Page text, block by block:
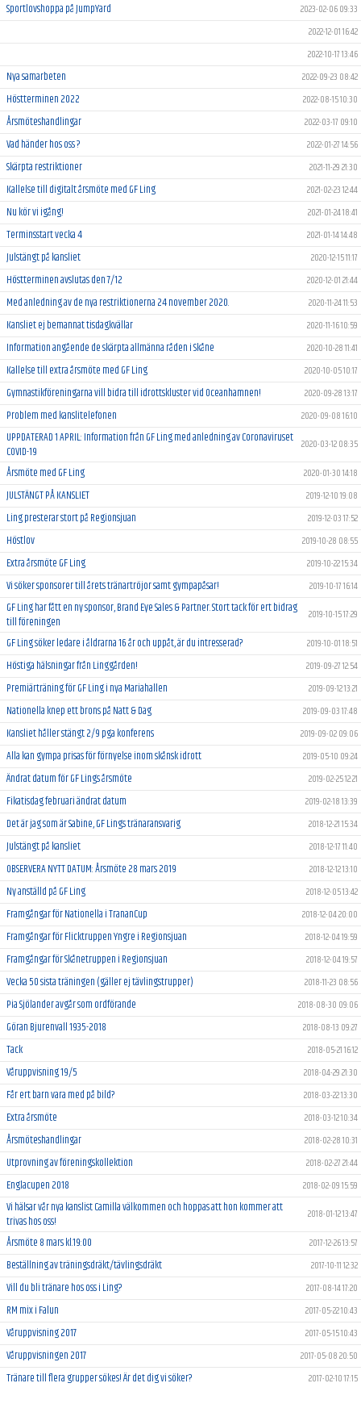
Sportlovshoppa på JumpYard
2023-02-06 09:33
2022-12-01 16:42
2022-10-17 13:46
Nya samarbeten 2022-09-23 08:42
Höstterminen 2022 2022-08-15 10:30
Årsmöteshandlingar 2022-03-17 09:10
Vad händer hos oss ? 2022-01-27 14:56
Skärpta restriktioner 2021-11-29 21:30
Kallelse till digitalt årsmöte med GF Ling 2021-02-23 12:44
Nu kör vi igång! 2021-01-24 18:41
Terminsstart vecka 4 2021-01-14 14:48
Julstängt på kansliet 2020-12-15 11:17
Höstterminen avslutas den 7/12 2020-12-01 21:44
Med anledning av de nya restriktionerna 24 november 2020. 2020-11-24 11:53
Kansliet ej bemannat tisdagkvällar 2020-11-16 10:59
Information angående de skärpta allmänna råden i Skåne 2020-10-28 11:41
Kallelse till extra årsmöte med GF Ling 2020-10-05 10:17
Gymnastikföreningarna vill bidra till idrottskluster vid Oceanhamnen! 2020-09-28 13:17
Problem med kanslitelefonen 2020-09-08 16:10
UPPDATERAD 1 APRIL: Information från GF Ling med anledning av Coronaviruset
COVID-19
2020-03-12 08:35
Årsmöte med GF Ling 2020-01-30 14:18
JULSTÄNGT PÅ KANSLIET 2019-12-10 19:08
Ling presterar stort på Regionsjuan 2019-12-03 17:52
Höstlov 2019-10-28 08:55
Extra årsmöte GF Ling 2019-10-22 15:34
Vi söker sponsorer till årets tränartröjor samt gympapåsar! 2019-10-17 16:14
GF Ling har fått en ny sponsor, Brand Eye Sales & Partner. Stort tack för ert bidrag
till föreningen
2019-10-15 17:29
GF Ling söker ledare i åldrarna 16 år och uppåt, är du intresserad? 2019-10-01 18:51
Höstiga hälsningar från Linggården! 2019-09-27 12:54
Premiärträning för GF Ling i nya Mariahallen 2019-09-12 13:21
Nationella knep ett brons på Natt & Dag 2019-09-03 17:48
Kansliet håller stängt 2/9 pga konferens 2019-09-02 09:06
Alla kan gympa prisas för förnyelse inom skånsk idrott 2019-05-10 09:24
Ändrat datum för GF Lings årsmöte 2019-02-25 12:21
Fikatisdag februari ändrat datum 2019-02-18 13:39
Det är jag som är Sabine, GF Lings tränaransvarig 2018-12-21 15:34
Julstängt på kansliet 2018-12-17 11:40
OBSERVERA NYTT DATUM: Årsmöte 28 mars 2019 2018-12-12 13:10
Ny anställd på GF Ling 2018-12-05 13:42
Framgångar för Nationella i TrananCup 2018-12-04 20:00
Framgångar för Flicktruppen Yngre i Regionsjuan 2018-12-04 19:59
Framgångar för Skånetruppen i Regionsjuan 2018-12-04 19:57
Vecka 50 sista träningen (gäller ej tävlingstrupper) 2018-11-23 08:56
Pia Sjölander avgår som ordförande 2018-08-30 09:06
Göran Bjurenvall 1935-2018 2018-08-13 09:27
Tack 2018-05-21 16:12
Våruppvisning 19/5 2018-04-29 21:30
Får ert barn vara med på bild? 2018-03-22 13:30
Extra årsmöte 2018-03-12 10:34
Årsmöteshandlingar 2018-02-28 10:31
Utprovning av föreningskollektion 2018-02-27 21:44
Englacupen 2018 2018-02-09 15:59
Vi hälsar vår nya kanslist Camilla välkommen och hoppas att hon kommer att
trivas hos oss!
2018-01-12 13:47
Årsmöte 8 mars kl.19:00 2017-12-26 13:57
Beställning av träningsdräkt/tävlingsdräkt 2017-10-11 12:32
Vill du bli tränare hos oss i Ling? 2017-08-14 17:20
RM mix i Falun 2017-05-22 10:43
Våruppvisning 2017 2017-05-15 10:43
Våruppvisningen 2017 2017-05-08 20:50
Tränare till flera grupper sökes! Är det dig vi söker? 2017-02-10 17:15